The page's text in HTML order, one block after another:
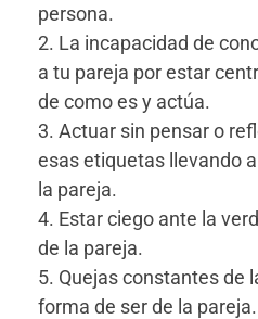
persona.
2. La incapacidad de
a tu pareja por estar
de como es y actúa.
3. Actuar sin pensar o
esas etiquetas llevando
la pareja.
4. Estar ciego ante la
de la pareja.
5. Quejas constantes de
forma de ser de la pareja.